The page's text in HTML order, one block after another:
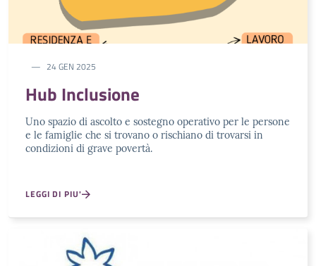
24 GEN 2025
Hub Inclusione
Uno spazio di ascolto e sostegno operativo per le persone
e le famiglie che si trovano o rischiano di trovarsi in
condizioni di grave povertà.
LEGGI DI PIU'